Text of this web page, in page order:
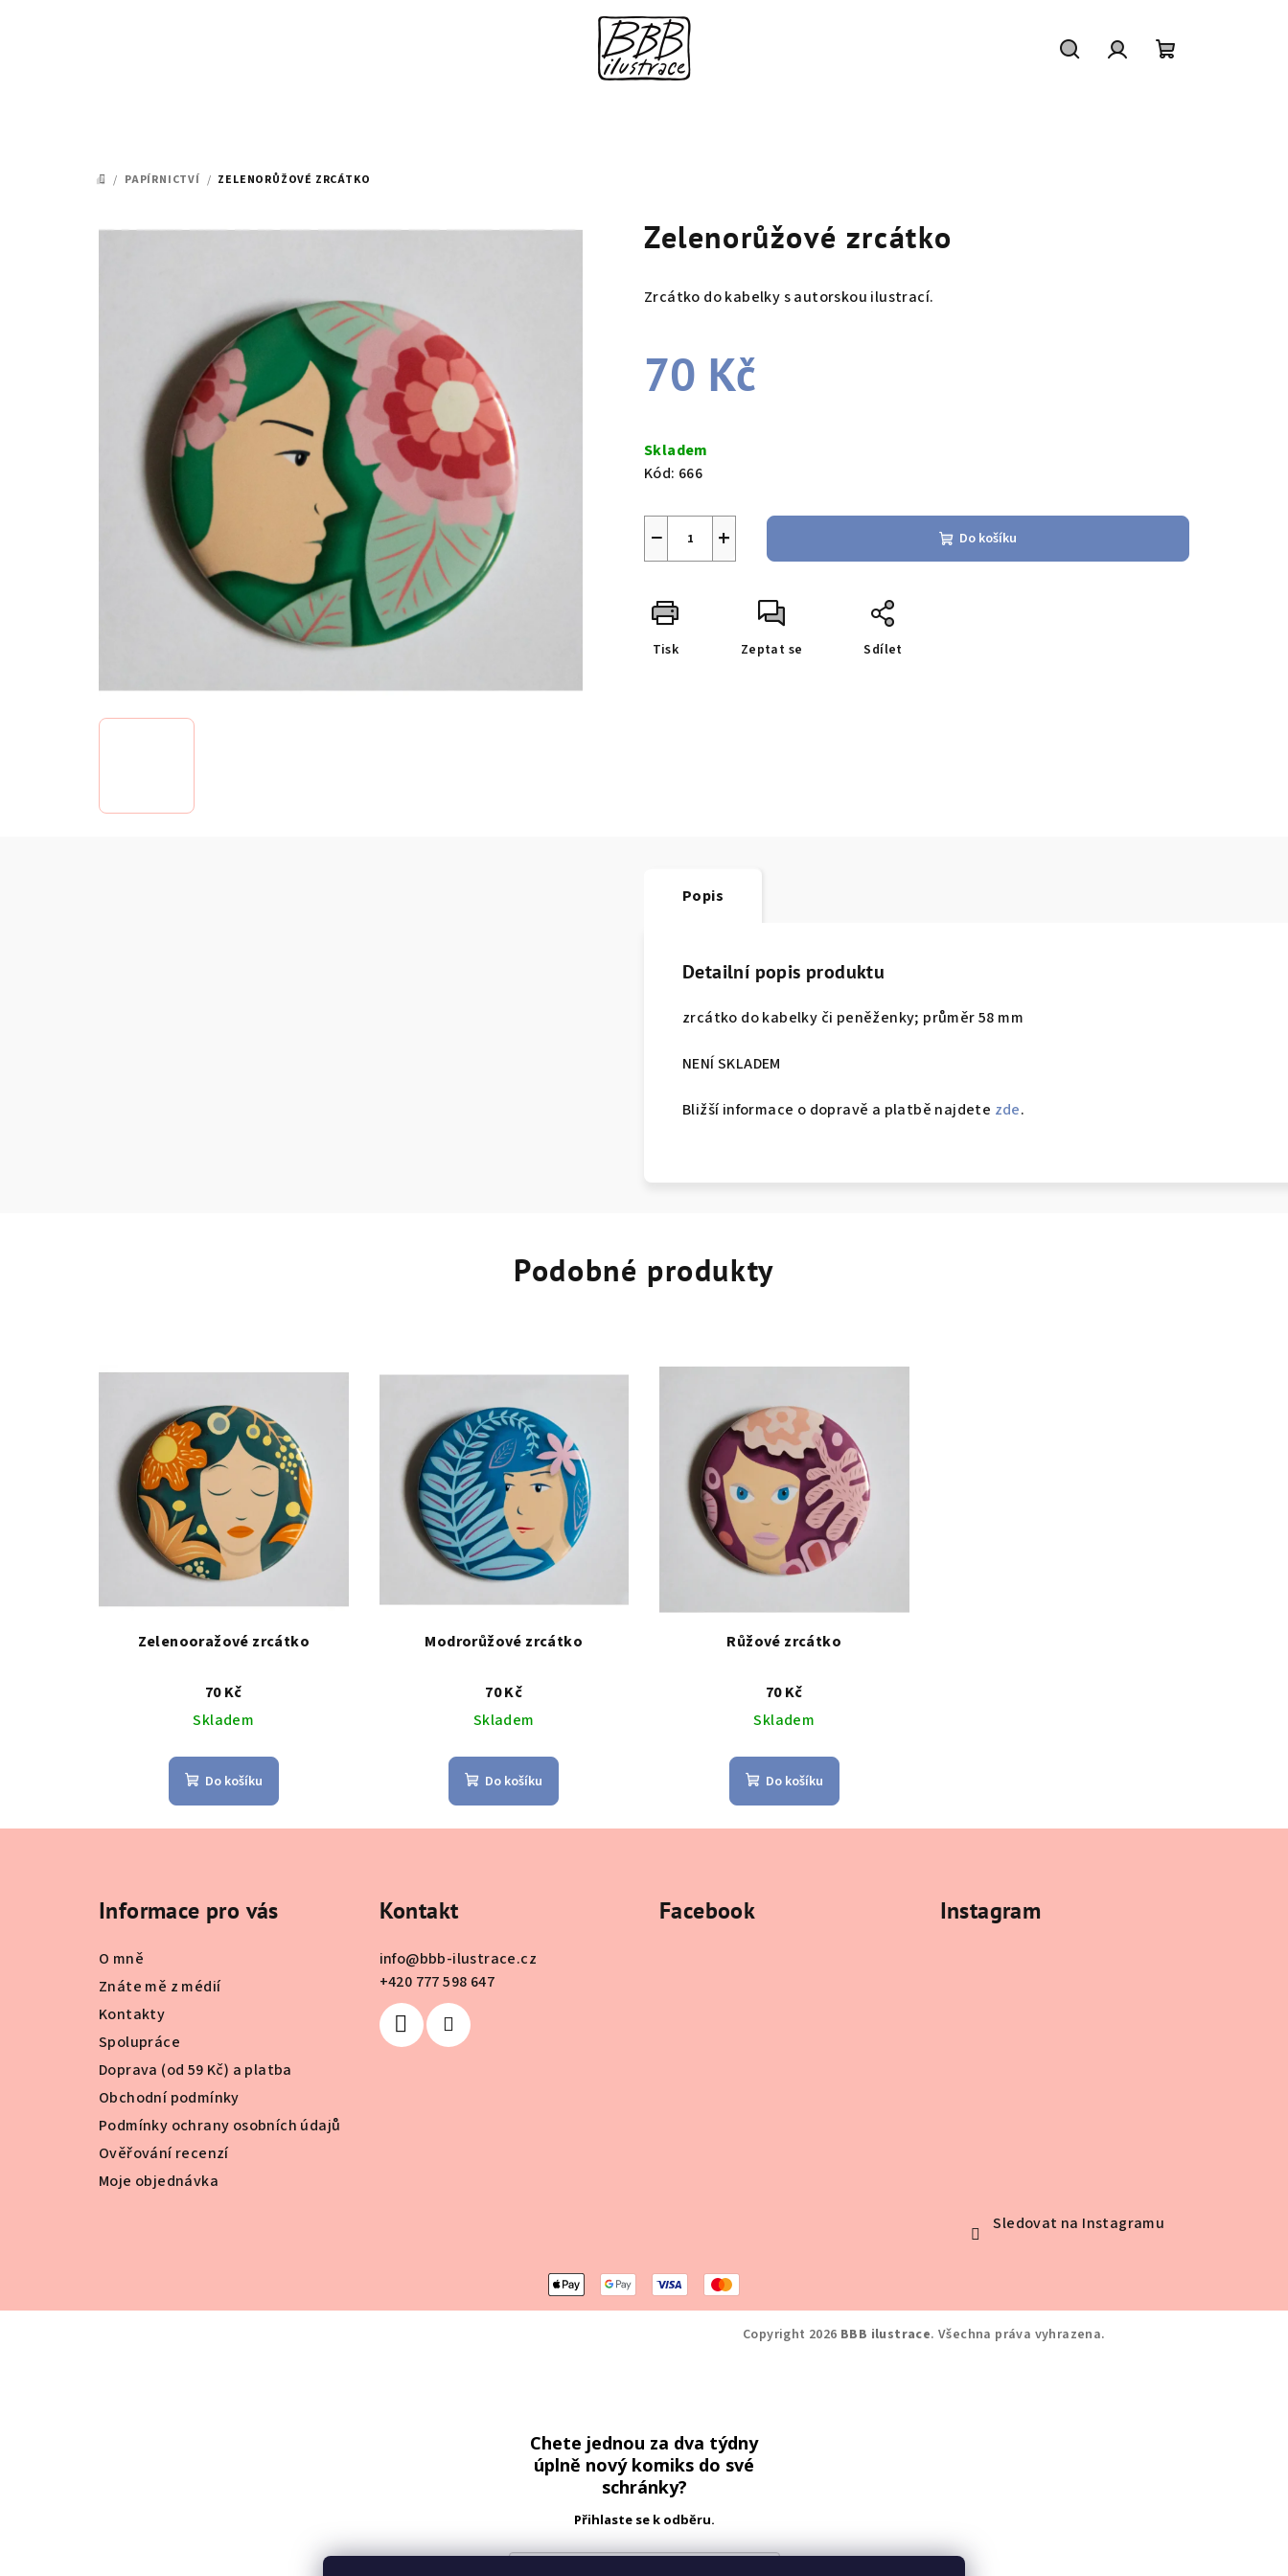
DOMŮ
/ PAPÍRNICTVÍ / ZELENORŮŽOVÉ ZRCÁTKO
Zelenorůžové zrcátko
Zrcátko do kabelky s autorskou ilustrací.
70 Kč
cena:
Skladem
Kód: 666
+
− Do košíku
Tisk Zeptat se Sdílet
Popis
Detailní popis produktu
zrcátko do kabelky či peněženky; průměr 58 mm
NENÍ SKLADEM
Bližší informace o dopravě a platbě najdete zde.
Podobné produkty
Zelenooražové zrcátko
70 Kč
Skladem
Do košíku
Modrorůžové zrcátko
70 Kč
Skladem
Do košíku
Růžové zrcátko
70 Kč
Skladem
Do košíku
Informace pro vás
O mně
Znáte mě z médií
Kontakty
Spolupráce
Doprava (od 59 Kč) a platba
Obchodní podmínky
Podmínky ochrany osobních údajů
Ověřování recenzí
Moje objednávka
Kontakt
info@bbb-ilustrace.cz
+420 777 598 647
Facebook Instagram
Sledovat na Instagramu
Copyright 2026 BBB ilustrace. Všechna práva vyhrazena.
Chete jednou za dva týdny
úplně nový komiks do své
schránky?
Přihlaste se k odběru.